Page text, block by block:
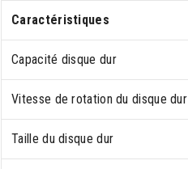
Caractéristiques
Capacité disque dur
Vitesse de rotation du disque dur
Taille du disque dur